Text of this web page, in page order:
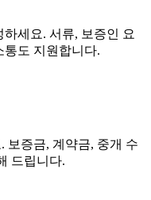
세요. 서류, 보증인 요
통도 지원합니다.
보증금, 계약금, 중개 수
드립니다.